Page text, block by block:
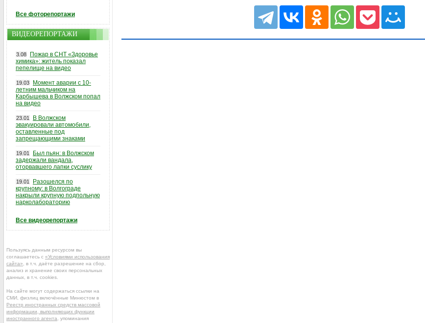
Все фоторепортажи
ВИДЕОРЕПОРТАЖИ
3.08
Пожар в СНТ «Здоровье
химика»: житель показал
пепелище на видео
19.03
Момент аварии с 10-
летним мальчиком на
Карбышева в Волжском попал
на видео
23.01
В Волжском
эвакуировали автомобили,
оставленные под
запрещающими знаками
19.01
Был пьян: в Волжском
задержали вандала,
оторвавшего лапки суслику
19.01
Разошелся по
крупному: в Волгограде
накрыли крупную подпольную
нарколабораторию
Все видеорепортажи
Пользуясь данным ресурсом вы
соглашаетесь с «Условиями использования
сайта» , в т.ч. даёте разрешение на сбор,
анализ и хранение своих персональных
данных, в т.ч. cookies.
На сайте могут содержаться ссылки на
СМИ, физлиц включённые Минюстом в
Реестр иностранных средств массовой
информации, выполняющих функции
иностранного агента , упоминания